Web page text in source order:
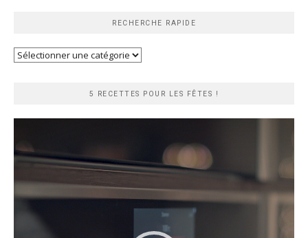
RECHERCHE RAPIDE
Recherche
5 RECETTES POUR LES FÊTES !